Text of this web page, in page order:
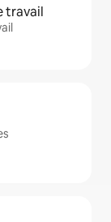
travail